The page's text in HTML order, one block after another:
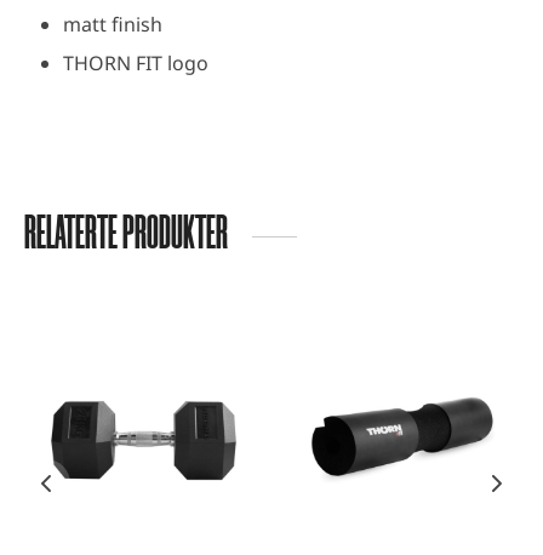
matt finish
THORN FIT logo
RELATERTE PRODUKTER